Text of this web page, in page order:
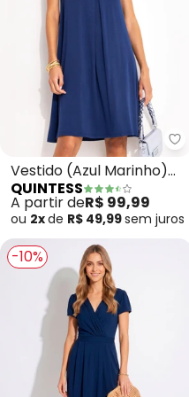
Vestido (Azul Marinho)
em Malha de Viscose
QUINTESS
A partir deR$ 99,99
ou 2xde R$ 49,99sem juros
-10%